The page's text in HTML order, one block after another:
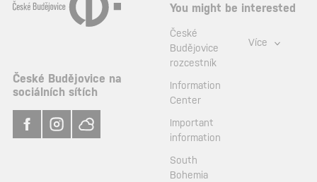
České Budějovice na
sociálních sítích
You might be interested
České
Budějovice
rozcestník
Information
Center
Important
information
South
Bohemia
Více